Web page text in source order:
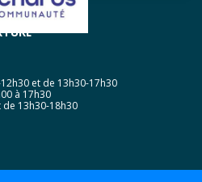
et de 13h30-17h30
à 17h30
13h30-18h30